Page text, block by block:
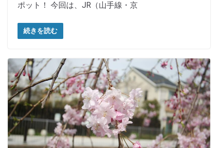
ポット！ 今回は、JR（山手線・京
続きを読む